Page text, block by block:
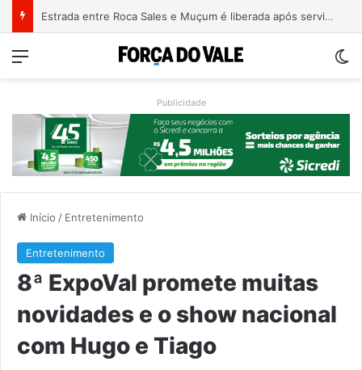
Estrada entre Roca Sales e Muçum é liberada após serviços de manutenção
Menu
Publicidade
Início / Entretenimento
Entretenimento
8ª ExpoVal promete muitas
novidades e o show nacional
com Hugo e Tiago